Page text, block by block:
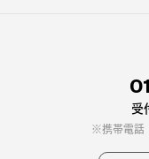
受
携帯電話